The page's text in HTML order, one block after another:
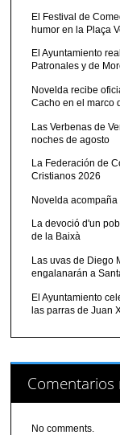
El Festival de
humor en la Plaça
El Ayuntamiento
Patronales y de
Novelda recibe
Cacho en el marco
Las Verbenas de
noches de agosto
La Federación de
Cristianos 2026
Novelda
La devoció d'un
de la Baixà
Las uvas de Diego
engalanarán a
El Ayuntamiento
las parras de Juan
Comentarios
No comments.